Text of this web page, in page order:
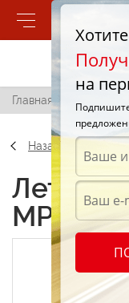
Позвонить
Главная /
Назад
Летние
MP 7
Хотите
на